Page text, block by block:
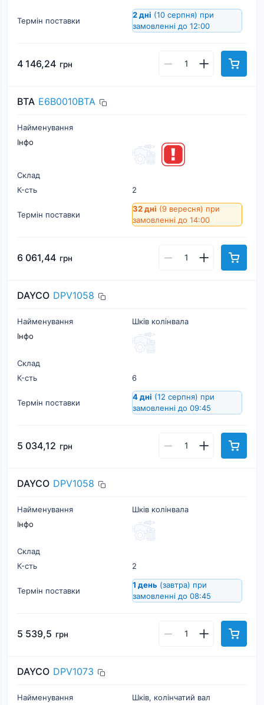
Термін поставки
2 дні (10 серпня) при
замовленні до 12:00
4 146,24 грн
BTA E6B0010BTA
Найменування
Інфо
Склад
К-cть
2
Термін поставки
32 дні (9 вересня) при
замовленні до 14:00
6 061,44 грн
DAYCO DPV1058
Найменування
Шків колінвала
Інфо
Склад
К-cть
6
Термін поставки
4 дні (12 серпня) при
замовленні до 09:45
5 034,12 грн
DAYCO DPV1058
Найменування
Шків колінвала
Інфо
Склад
К-cть
2
Термін поставки
1 день (завтра) при
замовленні до 08:45
5 539,5 грн
DAYCO DPV1073
Найменування
Шків, колінчатий вал